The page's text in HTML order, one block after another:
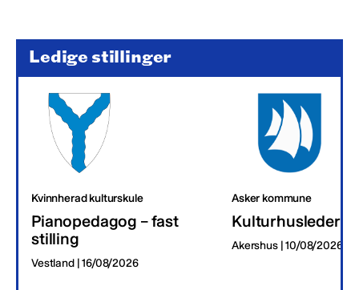
Ledige stillinger
Kvinnherad kulturskule
Pianopedagog – fast
stilling
Vestland | 16/08/2026
Asker kommune
Kulturhusleder
Akershus | 10/08/2026